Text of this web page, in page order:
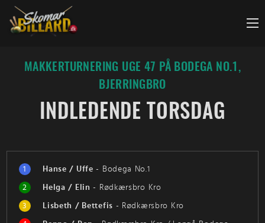
Fortsæt
indhold
MAKKERTURNERING UGE 47 PÅ BODEGA NO.1,
BJERRINGBRO
INDLEDENDE TORSDAG
1 Hanse / Uffe - Bodega No.1
2
Helga / Elin - Rødkærsbro Kro
3
Lisbeth / Bettefis - Rødkærsbro Kro